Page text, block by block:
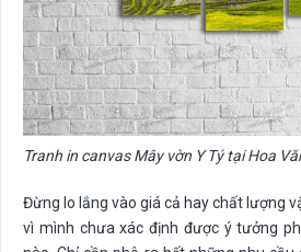
Tranh in canvas Mây vờn Y Tý tại Hoa
Đừng lo lắng vào giá cả hay chất lượng
vì mình chưa xác định được ý tưởng